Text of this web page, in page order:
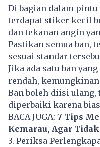
Di bagian dalam
terdapat stiker kecil
dan tekanan angin
Pastikan semua ban,
sesuai standar
Jika ada satu ban
rendah, kemungkinan
Ban boleh diisi ulang,
diperbaiki karena
BACA JUGA: 7 Tips
Kemarau, Agar
3. Periksa